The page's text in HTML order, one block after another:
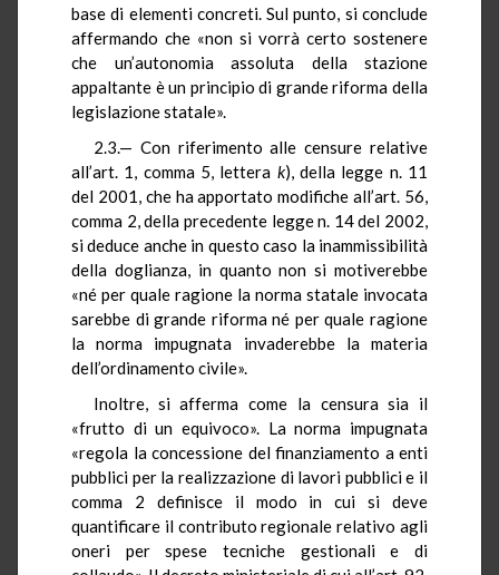
base di elementi concreti. Sul punto, si conclude
affermando che «non si vorrà certo sostenere
che un’autonomia assoluta della stazione
appaltante è un principio di grande riforma della
legislazione statale».
2.3.— Con riferimento alle censure relative
all’art. 1, comma 5, lettera k), della legge n. 11
del 2001, che ha apportato modifiche all’art. 56,
comma 2, della precedente legge n. 14 del 2002,
si deduce anche in questo caso la inammissibilità
della doglianza, in quanto non si motiverebbe
«né per quale ragione la norma statale invocata
sarebbe di grande riforma né per quale ragione
la norma impugnata invaderebbe la materia
dell’ordinamento civile».
Inoltre, si afferma come la censura sia il
«frutto di un equivoco». La norma impugnata
«regola la concessione del finanziamento a enti
pubblici per la realizzazione di lavori pubblici e il
comma 2 definisce il modo in cui si deve
quantificare il contributo regionale relativo agli
oneri per spese tecniche gestionali e di